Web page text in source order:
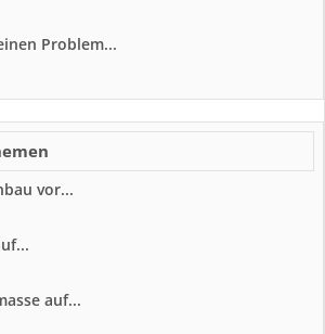
Problem...
vor...
auf...